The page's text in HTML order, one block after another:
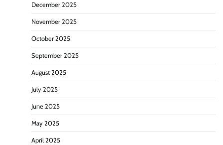
December 2025
November 2025
October 2025
September 2025
August 2025
July 2025
June 2025
May 2025
April 2025